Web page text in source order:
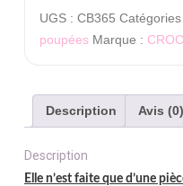
UGS : CB365 Catégories
poupées Marque :
Description Avis (0)
Description
Elle n’est faite que d’une